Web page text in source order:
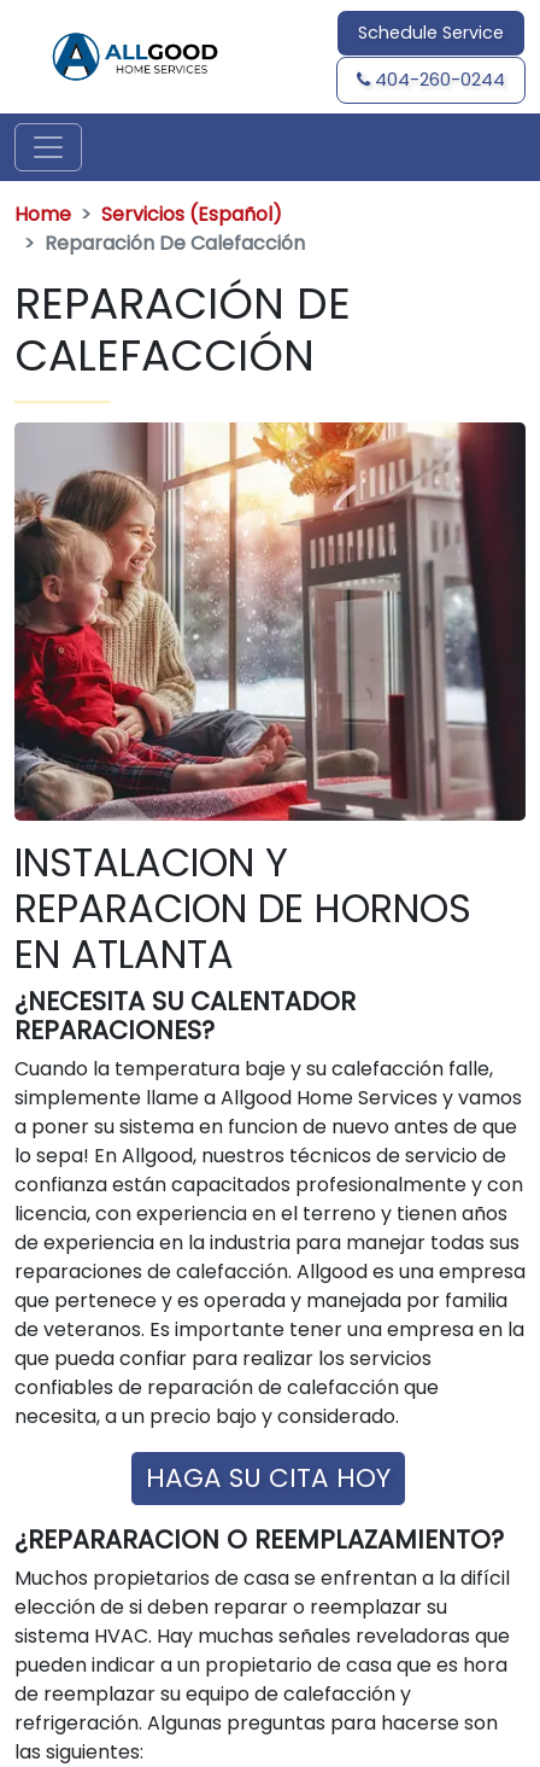
Schedule Service
404-260-0244
Home
Servicios (Español)
Reparación De Calefacción
REPARACIÓN DE
CALEFACCIÓN
INSTALACION Y
REPARACION DE HORNOS
EN ATLANTA
¿NECESITA SU CALENTADOR
REPARACIONES?
Cuando la temperatura baje y su calefacción falle,
simplemente llame a Allgood Home Services y vamos
a poner su sistema en funcion de nuevo antes de que
lo sepa! En Allgood, nuestros técnicos de servicio de
confianza están capacitados profesionalmente y con
licencia, con experiencia en el terreno y tienen años
de experiencia en la industria para manejar todas sus
reparaciones de calefacción. Allgood es una empresa
que pertenece y es operada y manejada por familia
de veteranos. Es importante tener una empresa en la
que pueda confiar para realizar los servicios
confiables de reparación de calefacción que
necesita, a un precio bajo y considerado.
HAGA SU CITA HOY
¿REPARARACION O REEMPLAZAMIENTO?
Muchos propietarios de casa se enfrentan a la difícil
elección de si deben reparar o reemplazar su
sistema HVAC. Hay muchas señales reveladoras que
pueden indicar a un propietario de casa que es hora
de reemplazar su equipo de calefacción y
refrigeración. Algunas preguntas para hacerse son
las siguientes: